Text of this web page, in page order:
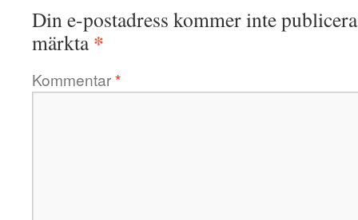
Din e-postadress kommer inte
märkta*
Kommentar*